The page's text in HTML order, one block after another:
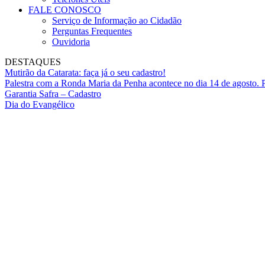
FALE CONOSCO
Serviço de Informação ao Cidadão
Perguntas Frequentes
Ouvidoria
DESTAQUES
Mutirão da Catarata: faça já o seu cadastro!
Palestra com a Ronda Maria da Penha acontece no dia 14 de agosto.
Garantia Safra – Cadastro
Dia do Evangélico